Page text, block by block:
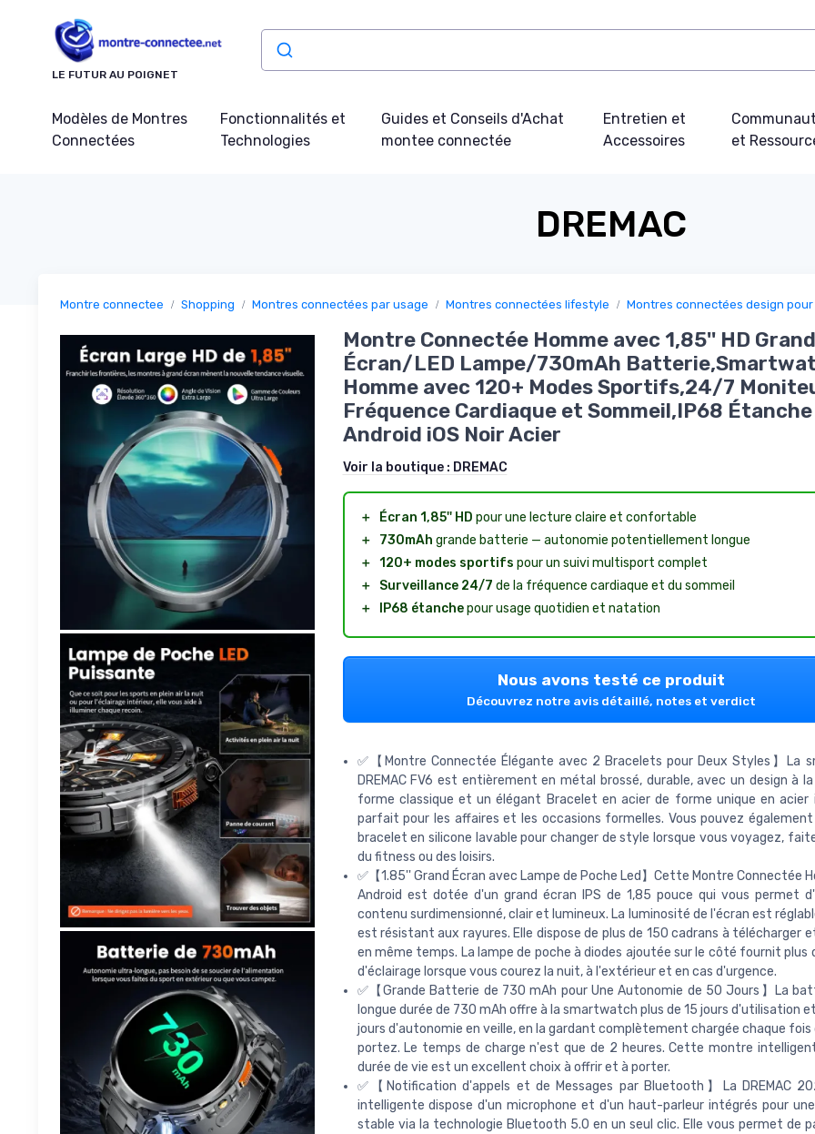
LE FUTUR AU POIGNET
Modèles de Montres
Connectées
Fonctionnalités et
Technologies
Guides et Conseils d'Achat
montee connectée
Entretien et
Accessoires
et
DREMAC
Montre connectee Shopping Montres connectées par usage Montres connectées lifestyle Montres connectées design pour
Montre Connectée Homme avec 1,85'' HD Grand
Écran/LED Lampe/730mAh
Homme avec 120+ Modes Sportifs,24/7
Fréquence Cardiaque et Sommeil,IP68
Android iOS Noir Acier
Voir la boutique : DREMAC
＋ Écran 1,85'' HD pour une lecture claire et confortable
＋
730mAh grande batterie — autonomie potentiellement longue
＋ 120+ modes sportifs pour un suivi multisport complet
＋
Surveillance 24/7 de la fréquence cardiaque et du sommeil
＋
IP68 étanchepour usage quotidien et natation
Nous avons testé ce produit
Découvrez notre avis détaillé, notes et verdict
✅【Montre Connectée Élégante avec 2 Bracelets pour Deux Styles】La
DREMAC FV6 est entièrement en métal brossé, durable, avec un design à
forme classique et un élégant Bracelet en acier de forme unique en acier
parfait pour les affaires et les occasions formelles. Vous pouvez également
bracelet en silicone lavable pour changer de style lorsque vous voyagez,
du fitness ou des loisirs.
✅【1.85'' Grand Écran avec Lampe de Poche Led】Cette Montre Connectée
Android est dotée d'un grand écran IPS de 1,85 pouce qui vous permet
contenu surdimensionné, clair et lumineux. La luminosité de l'écran est
est résistant aux rayures. Elle dispose de plus de 150 cadrans à télécharger
en même temps. La lampe de poche à diodes ajoutée sur le côté fournit plus
d'éclairage lorsque vous courez la nuit, à l'extérieur et en cas d'urgence.
✅【Grande Batterie de 730 mAh pour Une Autonomie de 50 Jours】La
longue durée de 730 mAh offre à la smartwatch plus de 15 jours d'utilisation
jours d'autonomie en veille, en la gardant complètement chargée chaque fois
portez. Le temps de charge n'est que de 2 heures. Cette montre
durée de vie est un excellent choix à offrir et à porter.
✅【Notification d'appels et de Messages par Bluetooth】La DREMAC
intelligente dispose d'un microphone et d'un haut-parleur intégrés pour
stable via la technologie Bluetooth 5.0 en un seul clic. Elle vous permet de